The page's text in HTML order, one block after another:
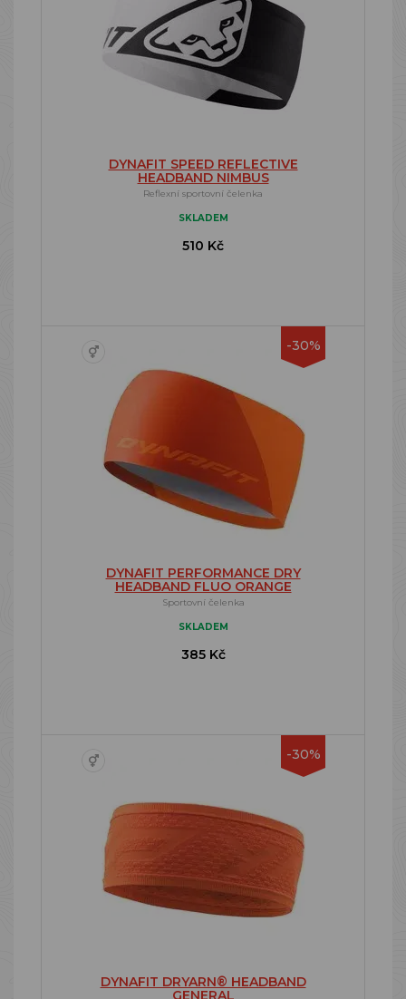
DYNAFIT SPEED REFLECTIVE
HEADBAND NIMBUS
Reflexní sportovní čelenka
SKLADEM
510 Kč
-30%
DYNAFIT PERFORMANCE DRY
HEADBAND FLUO ORANGE
Sportovní čelenka
SKLADEM
385 Kč
-30%
DYNAFIT DRYARN® HEADBAND
GENERAL